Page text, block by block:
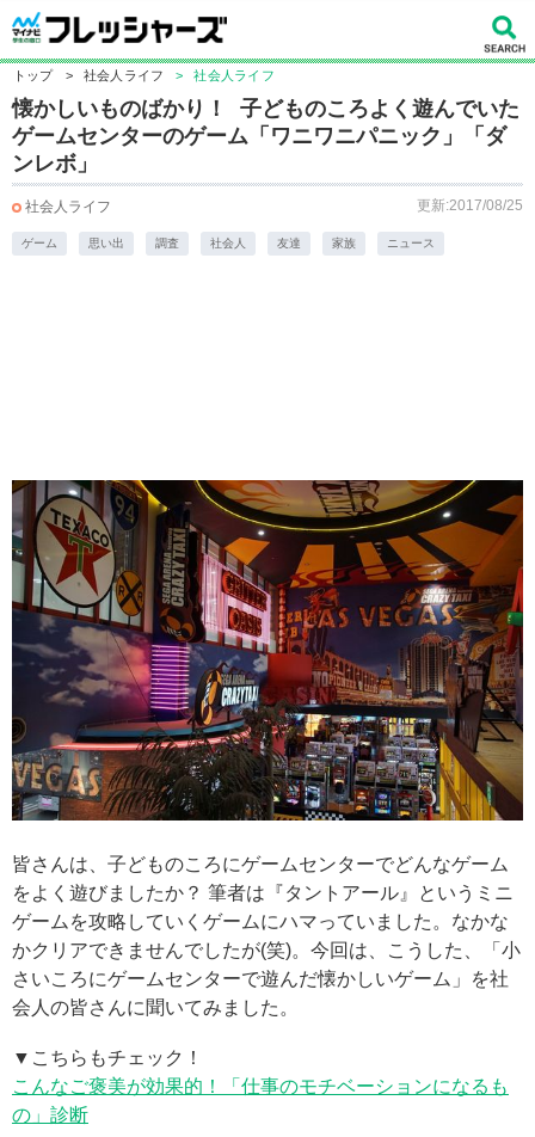
トップ > 社会人ライフ > 社会人ライフ
懐かしいものばかり！ 子どものころよく遊んでいた
ゲームセンターのゲーム「ワニワニパニック」「ダ
ンレボ」
社会人ライフ 更新:2017/08/25
ゲーム 思い出 調査 社会人 友達 家族 ニュース
皆さんは、子どものころにゲームセンターでどんなゲーム
をよく遊びましたか？ 筆者は『タントアール』というミニ
ゲームを攻略していくゲームにハマっていました。なかな
かクリアできませんでしたが(笑)。今回は、こうした、「小
さいころにゲームセンターで遊んだ懐かしいゲーム」を社
会人の皆さんに聞いてみました。
▼こちらもチェック！
こんなご褒美が効果的！「仕事のモチベーションになるも
の」診断